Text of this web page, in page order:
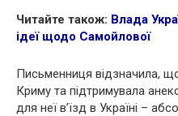
Читайте також: Влада
ідеї щодо Самойлової
Письменниця відзначила,
Криму та підтримувала
для неї в’їзд в Україні –